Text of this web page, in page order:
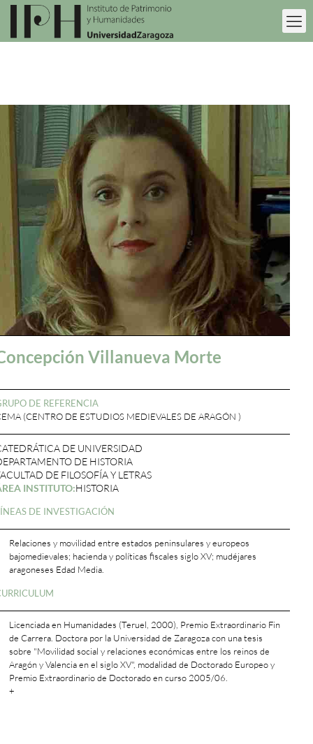
Villanueva Morte
DE REFERENCIA
(CENTRO DE ESTUDIOS MEDIEVALES DE ARAGÓN )
DE UNIVERSIDAD
DE HISTORIA
DE FILOSOFÍA Y LETRAS
INSTITUTO:HISTORIA
DE INVESTIGACIÓN
Relaciones y movilidad entre estados peninsulares y europeos
bajomedievales; hacienda y políticas fiscales siglo XV; mudéjares
aragoneses Edad Media.
Licenciada en Humanidades (Teruel, 2000), Premio Extraordinario Fin
de Carrera. Doctora por la Universidad de Zaragoza con una tesis
sobre "Movilidad social y relaciones económicas entre los reinos de
Aragón y Valencia en el siglo XV", modalidad de Doctorado Europeo y
Premio Extraordinario de Doctorado en curso 2005/06.
+